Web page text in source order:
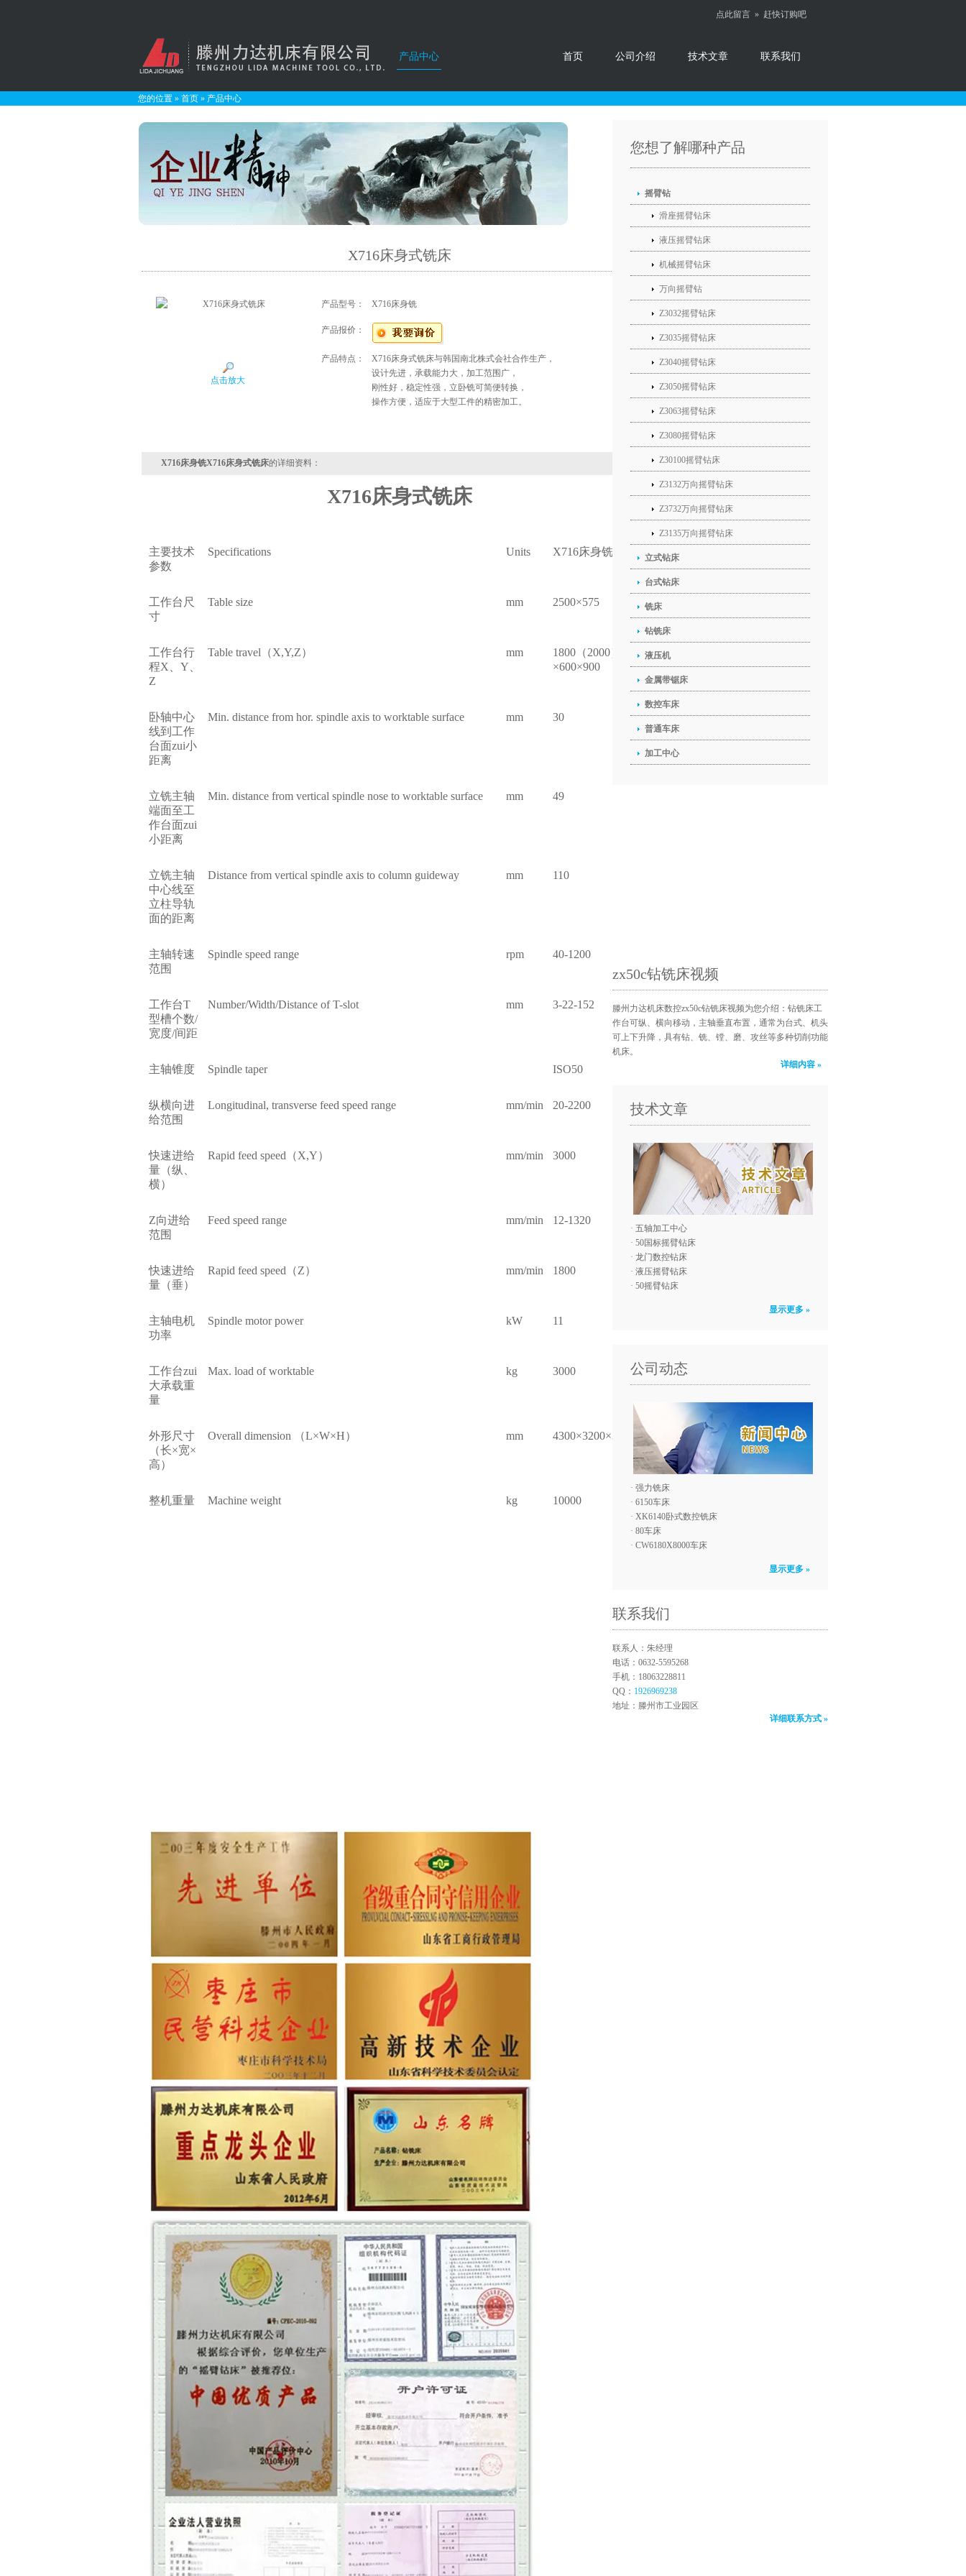
点此留言 » 赶快订购吧
首页 公司介绍
产品中心 技术文章 联系我们
您的位置 » 首页 » 产品中心
X716床身式铣床
点击放大
产品型号： X716床身铣
产品报价：
产品特点：
X716床身式铣床与韩国南北株式会社合作生产，
设计先进，承载能力大，加工范围广，
刚性好，稳定性强，立卧铣可简便转换，
操作方便，适应于大型工件的精密加工。
X716床身铣X716床身式铣床的详细资料：
X716床身式铣床
主要技术
参数
Specifications Units X716床身铣
工作台尺
寸
Table size mm 2500×575
工作台行
程X、Y、
Z
Table travel（X,Y,Z） mm
1800（2000）
×600×900
卧轴中心
线到工作
台面zui小
距离
Min. distance from hor. spindle axis to worktable surface mm 30
立铣主轴
端面至工
作台面zui
小距离
Min. distance from vertical spindle nose to worktable surface mm 49
立铣主轴
中心线至
立柱导轨
面的距离
Distance from vertical spindle axis to column guideway mm 110
主轴转速
范围
Spindle speed range rpm 40-1200
工作台T
型槽个数/
宽度/间距
Number/Width/Distance of T-slot mm 3-22-152
主轴锥度 Spindle taper ISO50
纵横向进
给范围
Longitudinal, transverse feed speed range mm/min 20-2200
快速进给
量（纵、
横）
Rapid feed speed（X,Y） mm/min 3000
Z向进给
范围
Feed speed range mm/min 12-1320
快速进给
量（垂）
Rapid feed speed（Z） mm/min 1800
主轴电机
功率
Spindle motor power kW 11
工作台zui
大承载重
量
Max. load of worktable kg 3000
外形尺寸
（长×宽×
高）
Overall dimension （L×W×H） mm 4300×3200×3300
整机重量 Machine weight kg 10000
您想了解哪种产品
摇臂钻
滑座摇臂钻床
液压摇臂钻床
机械摇臂钻床
万向摇臂钻
Z3032摇臂钻床
Z3035摇臂钻床
Z3040摇臂钻床
Z3050摇臂钻床
Z3063摇臂钻床
Z3080摇臂钻床
Z30100摇臂钻床
Z3132万向摇臂钻床
Z3732万向摇臂钻床
Z3135万向摇臂钻床
立式钻床
台式钻床
铣床
钻铣床
液压机
金属带锯床
数控车床
普通车床
加工中心
zx50c钻铣床视频
滕州力达机床数控zx50c钻铣床视频为您介绍：钻铣床工
作台可纵、横向移动，主轴垂直布置，通常为台式、机头
可上下升降，具有钻、铣、镗、磨、攻丝等多种切削功能
机床。
详细内容 »
技术文章
· 五轴加工中心
· 50国标摇臂钻床
· 龙门数控钻床
· 液压摇臂钻床
· 50摇臂钻床
显示更多 »
公司动态
· 强力铣床
· 6150车床
· XK6140卧式数控铣床
· 80车床
· CW6180X8000车床
显示更多 »
联系我们
联系人：朱经理
电话：0632-5595268
手机：18063228811
QQ： 1926969238
地址：滕州市工业园区
详细联系方式 »